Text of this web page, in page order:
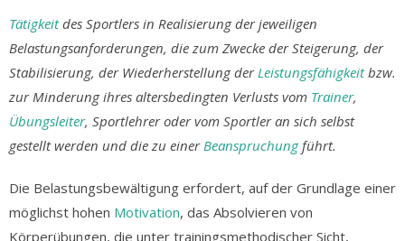
Tätigkeitdes Sportlers in Realisierung der jeweiligen
Belastungsanforderungen, die zum Zwecke der Steigerung, der
Stabilisierung, der Wiederherstellung derLeistungsfähigkeitbzw.
zur Minderung ihres altersbedingten Verlusts vom Trainer,
Übungsleiter, Sportlehrer oder vom Sportler an sich selbst
gestellt werden und die zu einerBeanspruchungführt.
Die Belastungsbewältigung erfordert, auf der Grundlage einer
möglichst hohen Motivation, das Absolvieren von
Körperübungen, die unter trainingsmethodischer Sicht,